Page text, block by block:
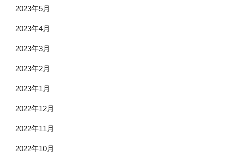
2023年5月
2023年4月
2023年3月
2023年2月
2023年1月
2022年12月
2022年11月
2022年10月